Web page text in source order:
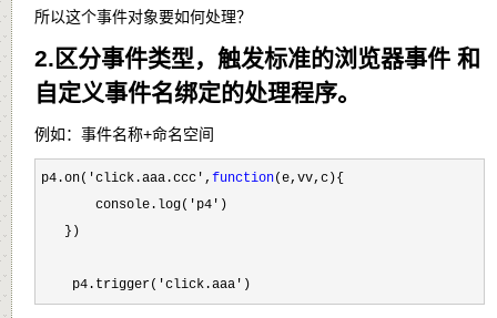
所以这个事件对象要如何处理？
2.区分事件类型，触发标准的浏览器事件 和
自定义事件名绑定的处理程序。
例如：事件名称+命名空间
p4.on('click.aaa.ccc', function(e,vv,c){
       console.log(
'p4' )
   })
    p4.trigger(
'click.aaa')